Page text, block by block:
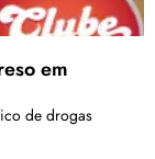
em
de drogas